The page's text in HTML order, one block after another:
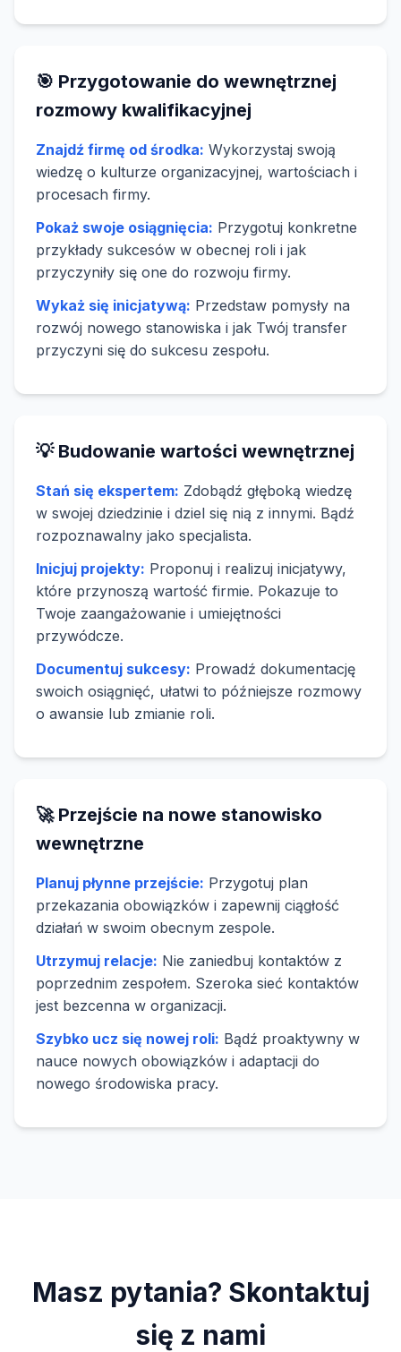
🎯 Przygotowanie do wewnętrznej
rozmowy kwalifikacyjnej
Znajdź firmę od środka: Wykorzystaj swoją
wiedzę o kulturze organizacyjnej, wartościach i
procesach firmy.
Pokaż swoje osiągnięcia: Przygotuj konkretne
przykłady sukcesów w obecnej roli i jak
przyczyniły się one do rozwoju firmy.
Wykaż się inicjatywą: Przedstaw pomysły na
rozwój nowego stanowiska i jak Twój transfer
przyczyni się do sukcesu zespołu.
💡 Budowanie wartości wewnętrznej
Stań się ekspertem: Zdobądź głęboką wiedzę
w swojej dziedzinie i dziel się nią z innymi. Bądź
rozpoznawalny jako specjalista.
Inicjuj projekty: Proponuj i realizuj inicjatywy,
które przynoszą wartość firmie. Pokazuje to
Twoje zaangażowanie i umiejętności
przywódcze.
Documentuj sukcesy: Prowadź dokumentację
swoich osiągnięć, ułatwi to późniejsze rozmowy
o awansie lub zmianie roli.
🚀 Przejście na nowe stanowisko
wewnętrzne
Planuj płynne przejście: Przygotuj plan
przekazania obowiązków i zapewnij ciągłość
działań w swoim obecnym zespole.
Utrzymuj relacje: Nie zaniedbuj kontaktów z
poprzednim zespołem. Szeroka sieć kontaktów
jest bezcenna w organizacji.
Szybko ucz się nowej roli: Bądź proaktywny w
nauce nowych obowiązków i adaptacji do
nowego środowiska pracy.
Masz pytania? Skontaktuj
się z nami